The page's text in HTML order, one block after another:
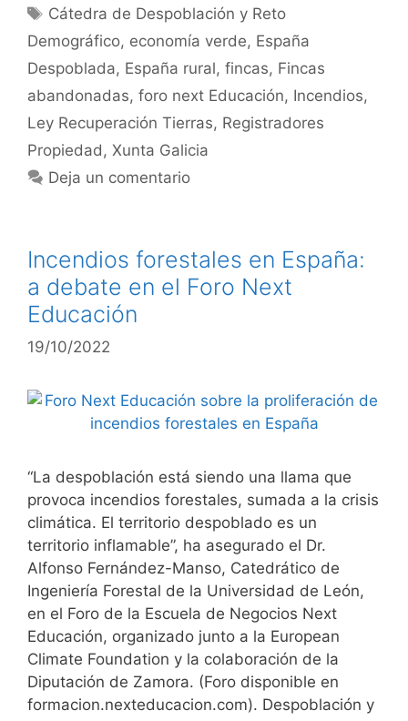
Cátedra de Despoblación y Reto
Demográfico, economía verde, España
Despoblada, España rural, fincas, Fincas
abandonadas, foro next Educación, Incendios,
Ley Recuperación Tierras, Registradores
Propiedad, Xunta Galicia
Deja un comentario
Incendios forestales en España:
a debate en el Foro Next
Educación
19/10/2022
“La despoblación está siendo una llama que
provoca incendios forestales, sumada a la crisis
climática. El territorio despoblado es un
territorio inflamable”, ha asegurado el Dr.
Alfonso Fernández-Manso, Catedrático de
Ingeniería Forestal de la Universidad de León,
en el Foro de la Escuela de Negocios Next
Educación, organizado junto a la European
Climate Foundation y la colaboración de la
Diputación de Zamora. (Foro disponible en
formacion.nexteducacion.com). Despoblación y